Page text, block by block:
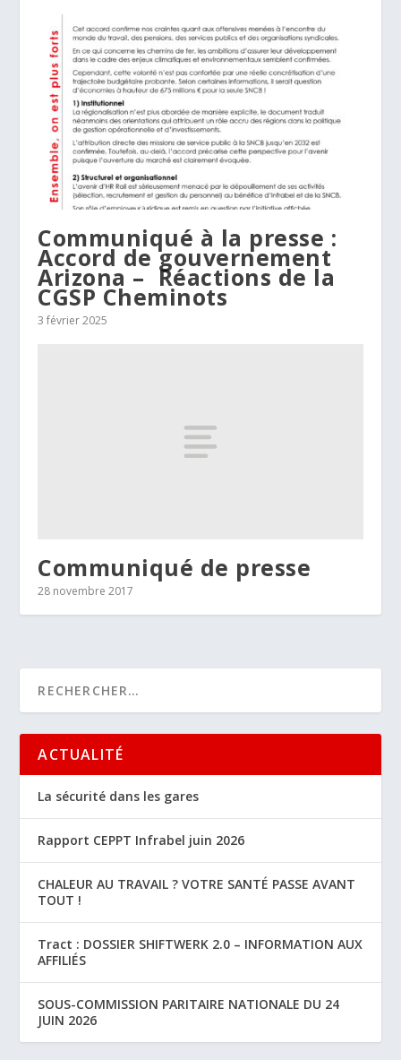
Communiqué à la presse :
Accord de gouvernement
Arizona – Réactions de la
CGSP Cheminots
3 février 2025
Communiqué de presse
28 novembre 2017
ACTUALITÉ
La sécurité dans les gares
Rapport CEPPT Infrabel juin 2026
CHALEUR AU TRAVAIL ? VOTRE SANTÉ PASSE AVANT
TOUT !
Tract : DOSSIER SHIFTWERK 2.0 – INFORMATION AUX
AFFILIÉS
SOUS-COMMISSION PARITAIRE NATIONALE DU 24
JUIN 2026